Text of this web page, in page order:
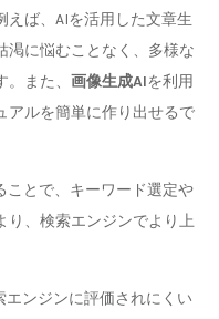
えば、AIを活用した文章生
渇に悩むことなく、多様な
また、 画像生成AIを利用
アルを簡単に作り出せるで
ことで、キーワード選定や
り、検索エンジンでより上
ンジンに評価されにくい